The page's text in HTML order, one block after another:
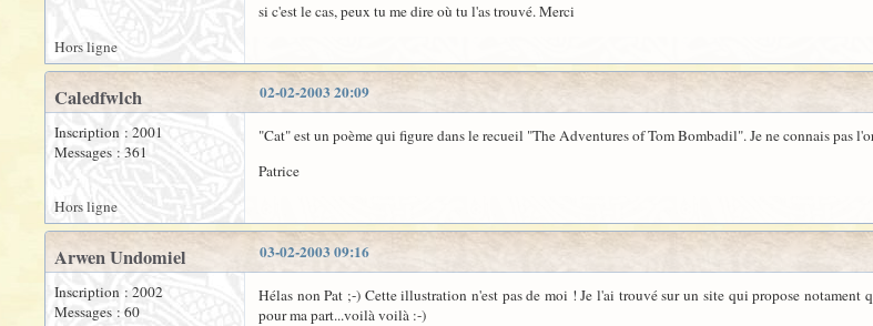
si c'est le cas, peux tu me dire où tu l'as trouvé. Merci
Hors ligne
02-02-2003 20:09
Caledfwlch
Inscription : 2001
Messages : 361
"Cat" est un poème qui figure dans le recueil "The Adventures of Tom Bombadil". Je ne connais pas
Patrice
Hors ligne
03-02-2003 09:16
Arwen Undomiel
Inscription : 2002
Messages : 60
Hélas non Pat ;-) Cette illustration n'est pas de moi ! Je l'ai trouvé sur un site qui propose
pour ma part...voilà voilà :-)